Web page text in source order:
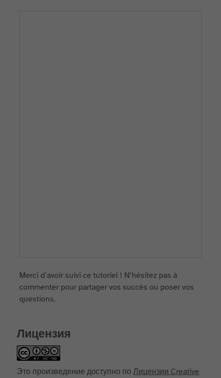
Merci d’avoir suivi ce tutoriel ! N’hésitez pas à
commenter pour partager vos succès ou poser vos
questions.
Лицензия
Это произведение доступно поЛицензии Creative